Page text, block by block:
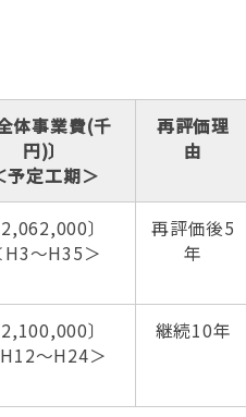
全体事業費(千
円)〕
予定工期＞
再評価理
由
2,062,000〕
H3～H35＞
再評価後5
年
2,100,000〕
～H24＞
継続10年